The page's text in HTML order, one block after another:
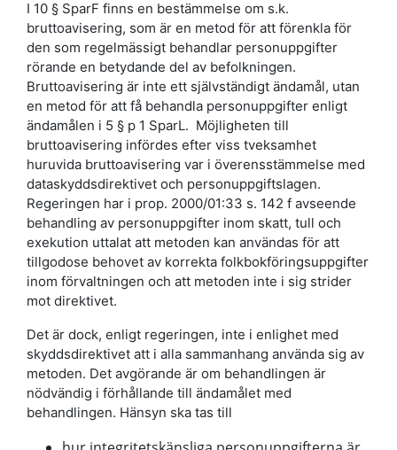
I 10 § SparF finns en bestämmelse om s.k.
bruttoavisering, som är en metod för att förenkla för
den som regelmässigt behandlar personuppgifter
rörande en betydande del av befolkningen.
Bruttoavisering är inte ett självständigt ändamål, utan
en metod för att få behandla personuppgifter enligt
ändamålen i 5 § p 1 SparL. Möjligheten till
bruttoavisering infördes efter viss tveksamhet
huruvida bruttoavisering var i överensstämmelse med
dataskyddsdirektivet och personuppgiftslagen.
Regeringen har i prop. 2000/01:33 s. 142 f avseende
behandling av personuppgifter inom skatt, tull och
exekution uttalat att metoden kan användas för att
tillgodose behovet av korrekta folkbokföringsuppgifter
inom förvaltningen och att metoden inte i sig strider
mot direktivet.
Det är dock, enligt regeringen, inte i enlighet med
skyddsdirektivet att i alla sammanhang använda sig av
metoden. Det avgörande är om behandlingen är
nödvändig i förhållande till ändamålet med
behandlingen. Hänsyn ska tas till